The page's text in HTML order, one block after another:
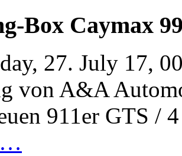
Box Caymax
27. July 17,
von A&A
911er GTS /
…